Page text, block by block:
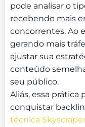
pode analisar o
recebendo mais
concorrentes. Ao
gerando mais
ajustar sua
conteúdo
seu público.
Aliás, essa prática
conquistar
técnica